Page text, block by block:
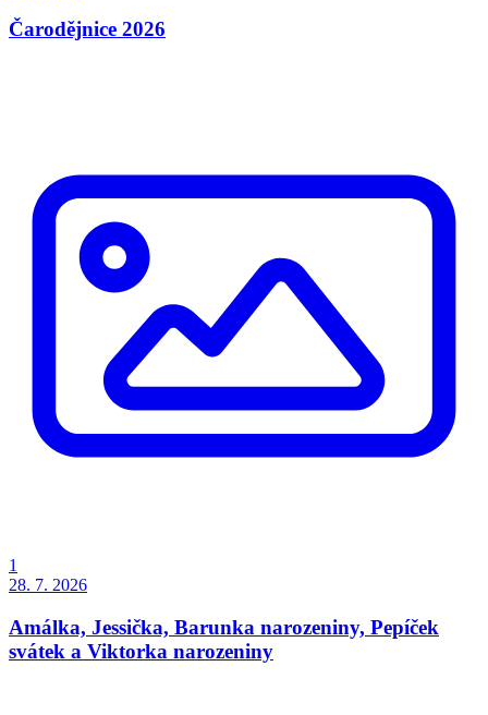
Čarodějnice 2026
1
28. 7. 2026
Amálka, Jessička, Barunka narozeniny, Pepíček
svátek a Viktorka narozeniny